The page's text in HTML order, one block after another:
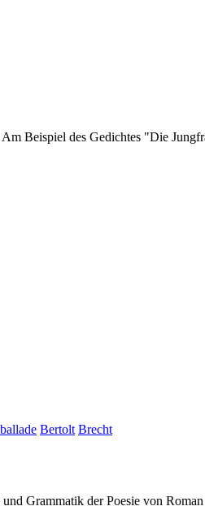
Beispiel des Gedichtes "Die
Bertolt Brecht
Grammatik der Poesie von